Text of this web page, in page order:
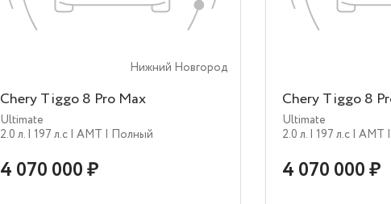
Нижний Новгород
Chery Tiggo 8 Pro Max
Ultimate
2.0 л. | 197 л.c | AMT | Полный
4 070 000 ₽
Chery Tiggo 8
Ultimate
2.0 л. | 197 л.c | AMT
4 070 000 ₽